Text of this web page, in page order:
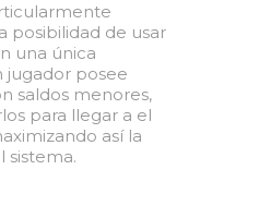
posibilidad de usar
una única
jugador posee
saldos menores,
para llegar a el
así la
sistema.